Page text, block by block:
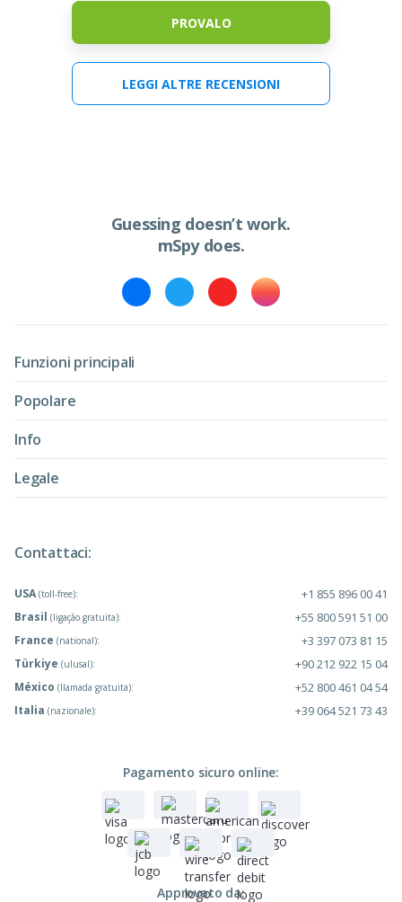
PROVALO
LEGGI ALTRE RECENSIONI
Guessing doesn’t work.
mSpy does.
Funzioni principali
Popolare
Info
Legale
Contattaci:
USA (toll-free): +1 855 896 00 41
Brasil (ligação gratuita): +55 800 591 51 00
France (national): +3 397 073 81 15
Türkiye (ulusal): +90 212 922 15 04
México (llamada gratuita): +52 800 461 04 54
Italia (nazionale): +39 064 521 73 43
Pagamento sicuro online:
Approvato da: